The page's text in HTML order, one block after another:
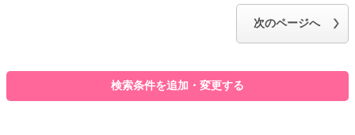
次のページへ
検索条件を追加・変更する